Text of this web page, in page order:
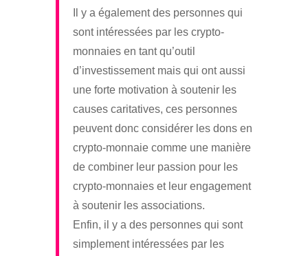
Il y a également des personnes qui
sont intéressées par les crypto-
monnaies en tant qu’outil
d’investissement mais qui ont aussi
une forte motivation à soutenir les
causes caritatives, ces personnes
peuvent donc considérer les dons en
crypto-monnaie comme une manière
de combiner leur passion pour les
crypto-monnaies et leur engagement
à soutenir les associations.
Enfin, il y a des personnes qui sont
simplement intéressées par les